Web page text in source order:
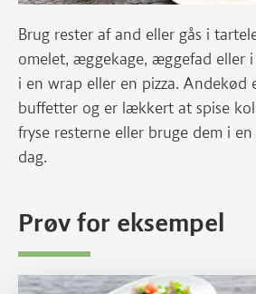
Brug rester af and eller gås i
omelet, æggekage, æggefad eller i
i en wrap eller en pizza. Andekød
buffetter og er lækkert at spise
fryse resterne eller bruge dem i
dag.
Prøv for eksempel
Læs mere om Andesalat med bulgur